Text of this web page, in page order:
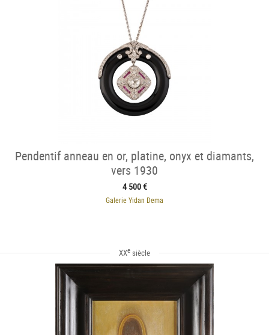
Pendentif anneau en or, platine, onyx et diamants,
vers 1930
4 500 €
Galerie Yidan Dema
XXe siècle